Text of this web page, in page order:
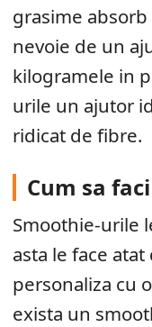
grasime
nevoie de un
kilogramele in
urile un ajutor
ridicat de fibre.
Cum sa
Smoothie-urile
asta le face
personaliza cu
exista un